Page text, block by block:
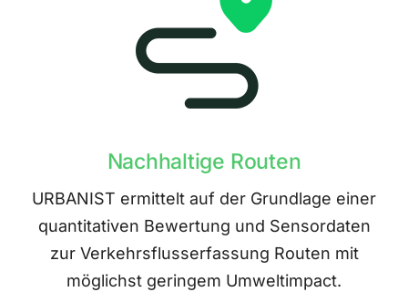
Nachhaltige Routen
URBANIST ermittelt auf der Grundlage einer
quantitativen Bewertung und Sensordaten
zur Verkehrsflusserfassung Routen mit
möglichst geringem Umweltimpact.